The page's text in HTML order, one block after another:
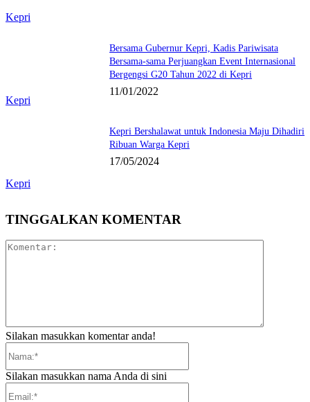
Kepri
Kepri
Bersama Gubernur Kepri, Kadis Pariwisata
Bersama-sama Perjuangkan Event Internasional
Bergengsi G20 Tahun 2022 di Kepri
11/01/2022
Kepri
Kepri Bershalawat untuk Indonesia Maju Dihadiri
Ribuan Warga Kepri
17/05/2024
TINGGALKAN KOMENTAR
Silakan masukkan komentar anda!
Silakan masukkan nama Anda di sini